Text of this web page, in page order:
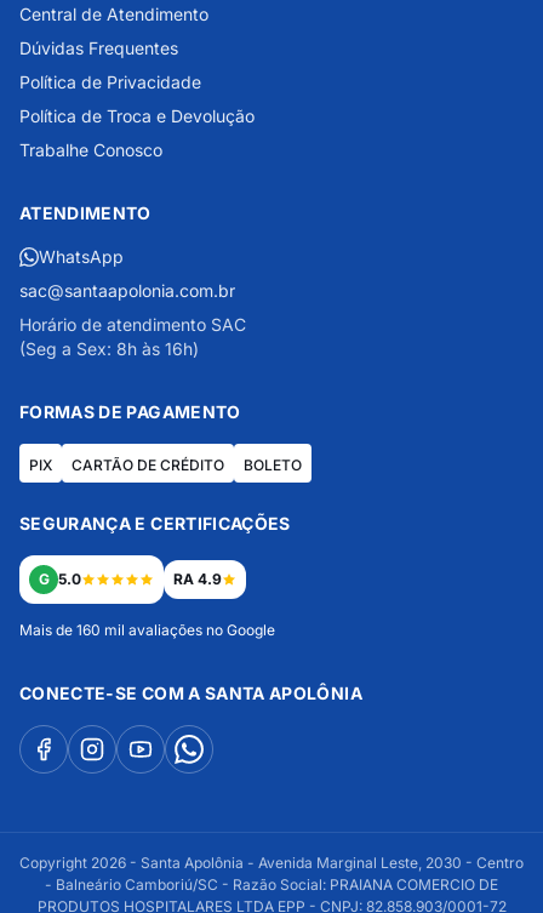
Central de Atendimento
Dúvidas Frequentes
Política de Privacidade
Política de Troca e Devolução
Trabalhe Conosco
ATENDIMENTO
WhatsApp
sac@santaapolonia.com.br
Horário de atendimento SAC
(Seg a Sex: 8h às 16h)
FORMAS DE PAGAMENTO
PIX CARTÃO DE CRÉDITO BOLETO
SEGURANÇA E CERTIFICAÇÕES
G 5.0 RA 4.9
Mais de 160 mil avaliações no Google
CONECTE-SE COM A SANTA APOLÔNIA
Copyright 2026 - Santa Apolônia - Avenida Marginal Leste, 2030 - Centro
- Balneário Camboriú/SC - Razão Social: PRAIANA COMERCIO DE
PRODUTOS HOSPITALARES LTDA EPP - CNPJ: 82.858.903/0001-72